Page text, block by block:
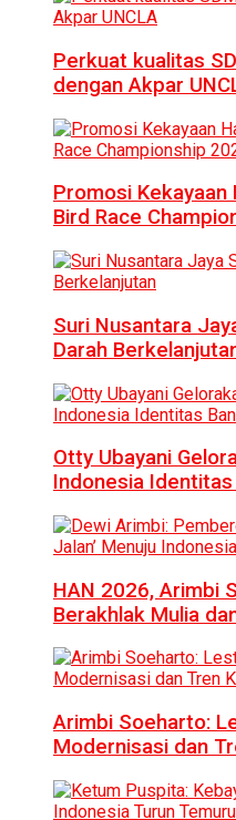
Perkuat kualitas
dengan Akpar
Promosi Kekayaan
Bird Race
Suri Nusantara
Darah
Otty Ubayani
Indonesia Identitas
HAN 2026, Arimbi
Berakhlak Mulia
Arimbi Soeharto:
Modernisasi dan